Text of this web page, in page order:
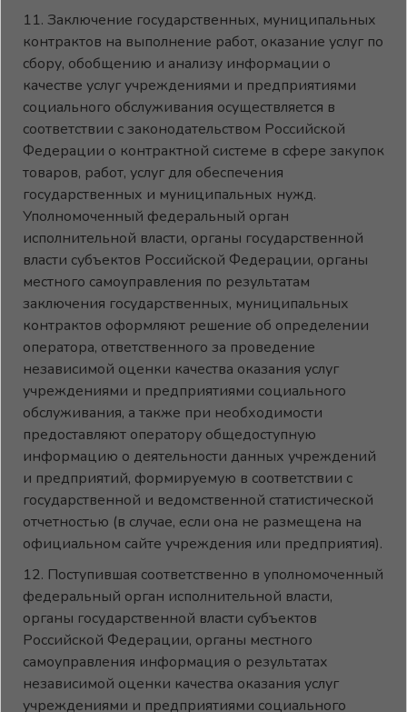
11. Заключение государственных, муниципальных
контрактов на выполнение работ, оказание услуг по
сбору, обобщению и анализу информации о
качестве услуг учреждениями и предприятиями
социального обслуживания осуществляется в
соответствии с законодательством Российской
Федерации о контрактной системе в сфере закупок
товаров, работ, услуг для обеспечения
государственных и муниципальных нужд.
Уполномоченный федеральный орган
исполнительной власти, органы государственной
власти субъектов Российской Федерации, органы
местного самоуправления по результатам
заключения государственных, муниципальных
контрактов оформляют решение об определении
оператора, ответственного за проведение
независимой оценки качества оказания услуг
учреждениями и предприятиями социального
обслуживания, а также при необходимости
предоставляют оператору общедоступную
информацию о деятельности данных учреждений
и предприятий, формируемую в соответствии с
государственной и ведомственной статистической
отчетностью (в случае, если она не размещена на
официальном сайте учреждения или предприятия).
12. Поступившая соответственно в уполномоченный
федеральный орган исполнительной власти,
органы государственной власти субъектов
Российской Федерации, органы местного
самоуправления информация о результатах
независимой оценки качества оказания услуг
учреждениями и предприятиями социального